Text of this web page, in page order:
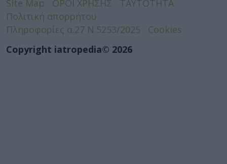
Site Map ΟΡΟΙ ΧΡΗΣΗΣ
ΤΑΥΤΟΤΗΤΑ
Πολιτική απορρήτου
Πληροφορίες α.27 Ν.5253/2025
Cookies
Copyright iatropedia© 2026